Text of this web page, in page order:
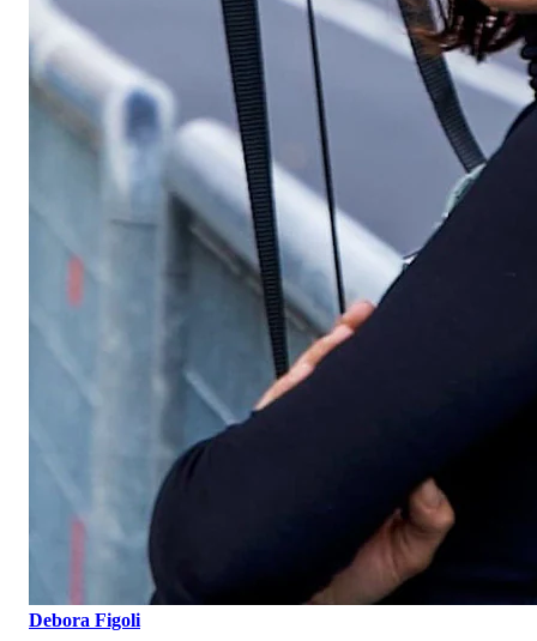
Debora Figoli